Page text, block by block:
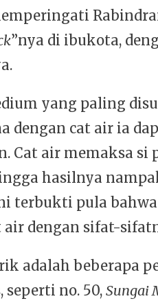
”nya di ibukota,
yang paling
dengan cat air ia
Cat air memaksa
hasilnya
terbukti pula
dengan sifat-
adalah beberapa
seperti no. 50, Sungai